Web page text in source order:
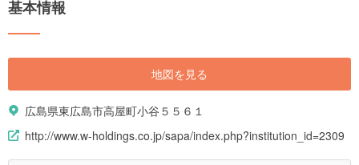
基本情報
地図を見る
広島県東広島市高屋町小谷５５６１
http://www.w-holdings.co.jp/sapa/index.php?institution_id=2309